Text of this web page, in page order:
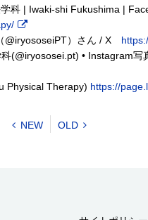
科 | Iwaki-shi Fukushima |
@iryososeiPT）さん / X
(@iryososei.pt) • Instagram
Physical Therapy) https://
NEW OLD